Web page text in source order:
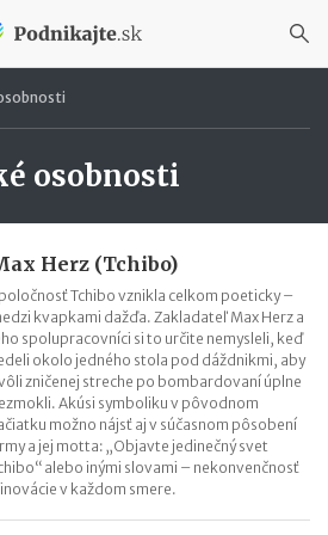
osobnosti
Herz (Tchibo)
Tchibo vznikla celkom poeticky –
kvapkami dažďa. Zakladateľ Max Herz a
spolupracovníci si to určite nemysleli, keď
okolo jedného stola pod dáždnikmi, aby
zničenej streche po bombardovaní úplne
Akúsi symboliku v pôvodnom
možno nájsť aj v súčasnom pôsobení
a jej motta: „Objavte jedinečný svet
alebo inými slovami – nekonvenčnosť
inovácie v každom smere.